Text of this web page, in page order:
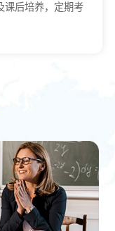
课后培养，定期考